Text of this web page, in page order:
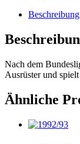
Beschreibung
Nach dem
Ausrüster und
Ähnliche